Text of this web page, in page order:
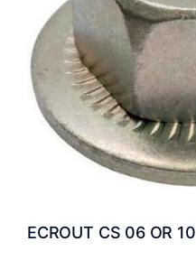
ECROUT CS 06 OR 10